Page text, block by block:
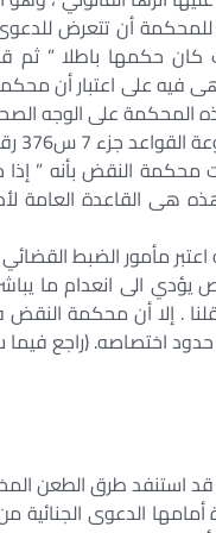
للمحكمة أن تتعرض
حكمها باطلا ” ثم
على اعتبار أن محكمة
المحكمة على الوجه
النقض بأنه ” إذا
مأمور الضبط
الى انعدام ما
. إلا أن محكمة النقض
(راجع فيما سبق إيهاب عبد
الدعوى